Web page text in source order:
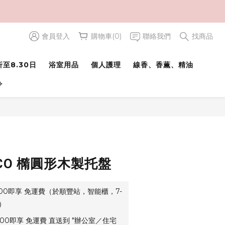
會員登入 購物車(0) 聯絡我們 找商品
至8.30日 浴室用品 個人護理 線香、香薫、精油
橢圓形木製托盤
即享 免運費（於順豐站，智能櫃，7-
即享 免運費 直送到 "辦公室／住宅
立即購買